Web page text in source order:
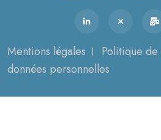
Mentions légales
Politique
données personnelles